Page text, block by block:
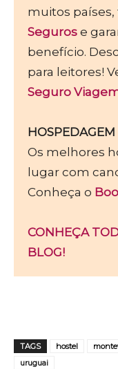
muitos países,
Seguros e
benefício.
para leitores!
Seguro
HOSPEDAGEM
Os melhores
lugar com
Conheça o
CONHEÇA
BLOG!
TAGS hostel
uruguai